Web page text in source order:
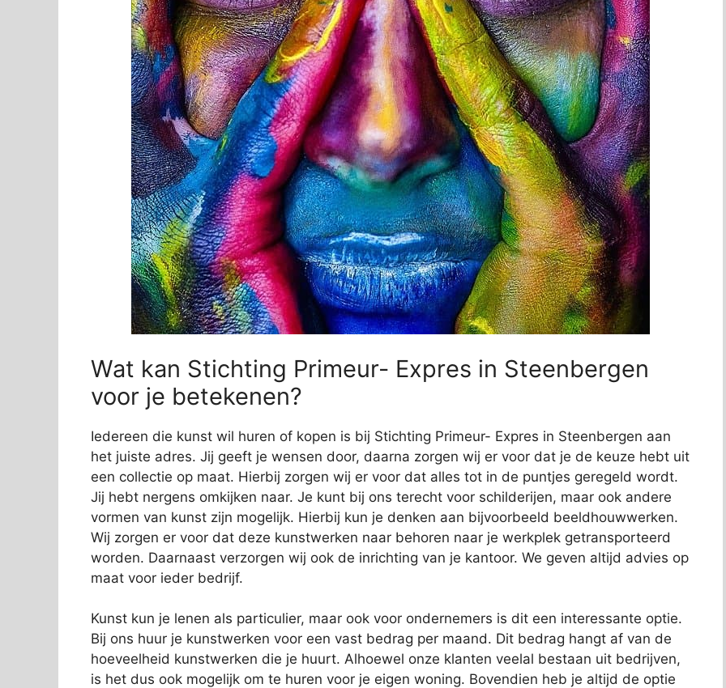
Wat kan Stichting Primeur- Expres in Steenbergen
voor je betekenen?
Iedereen die kunst wil huren of kopen is bij Stichting Primeur- Expres in Steenbergen aan
het juiste adres. Jij geeft je wensen door, daarna zorgen wij er voor dat je de keuze hebt uit
een collectie op maat. Hierbij zorgen wij er voor dat alles tot in de puntjes geregeld wordt.
Jij hebt nergens omkijken naar. Je kunt bij ons terecht voor schilderijen, maar ook andere
vormen van kunst zijn mogelijk. Hierbij kun je denken aan bijvoorbeeld beeldhouwwerken.
Wij zorgen er voor dat deze kunstwerken naar behoren naar je werkplek getransporteerd
worden. Daarnaast verzorgen wij ook de inrichting van je kantoor. We geven altijd advies op
maat voor ieder bedrijf.
Kunst kun je lenen als particulier, maar ook voor ondernemers is dit een interessante optie.
Bij ons huur je kunstwerken voor een vast bedrag per maand. Dit bedrag hangt af van de
hoeveelheid kunstwerken die je huurt. Alhoewel onze klanten veelal bestaan uit bedrijven,
is het dus ook mogelijk om te huren voor je eigen woning. Bovendien heb je altijd de optie